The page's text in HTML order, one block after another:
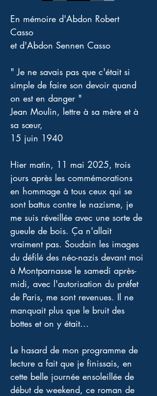
En mémoire d'Abdon Robert
Casso
et d'Abdon Sennen Casso
" Je ne savais pas que c'était si
simple de faire son devoir quand
on est en danger "
Jean Moulin, lettre à sa mère et à
sa sœur,
15 juin 1940
Hier matin, 11 mai 2025, trois
jours après les commémorations
en hommage à tous ceux qui se
sont battus contre le nazisme, je
me suis réveillée avec une sorte de
gueule de bois. Ça n'allait
vraiment pas. Soudain les images
du défilé des néo-nazis devant moi
à Montparnasse le samedi après-
midi, avec l'autorisation du préfet
de Paris, me sont revenues. Il ne
manquait plus que le bruit des
bottes et on y était...
Le hasard de mon programme de
lecture a fait que je finissais, en
cette belle journée ensoleillée de
début de weekend, ce roman de